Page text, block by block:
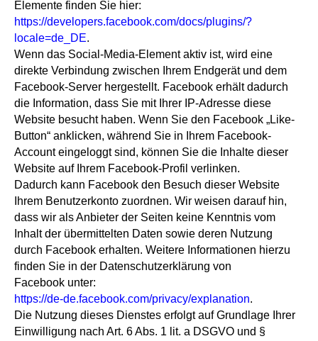
Elemente finden Sie hier:
https://developers.facebook.com/docs/plugins/?
locale=de_DE.
Wenn das Social-Media-Element aktiv ist, wird eine
direkte Verbindung zwischen Ihrem Endgerät und dem
Facebook-Server hergestellt. Facebook erhält dadurch
die Information, dass Sie mit Ihrer IP-Adresse diese
Website besucht haben. Wenn Sie den Facebook „Like-
Button“ anklicken, während Sie in Ihrem Facebook-
Account eingeloggt sind, können Sie die Inhalte dieser
Website auf Ihrem Facebook-Profil verlinken.
Dadurch kann Facebook den Besuch dieser Website
Ihrem Benutzerkonto zuordnen. Wir weisen darauf hin,
dass wir als Anbieter der Seiten keine Kenntnis vom
Inhalt der übermittelten Daten sowie deren Nutzung
durch Facebook erhalten. Weitere Informationen hierzu
finden Sie in der Datenschutzerklärung von
Facebook unter:
https://de-de.facebook.com/privacy/explanation.
Die Nutzung dieses Dienstes erfolgt auf Grundlage Ihrer
Einwilligung nach Art. 6 Abs. 1 lit. a DSGVO und §